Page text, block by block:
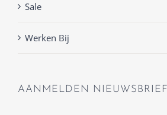
Sale
Werken Bij
AANMELDEN NIEUWSBRIEF